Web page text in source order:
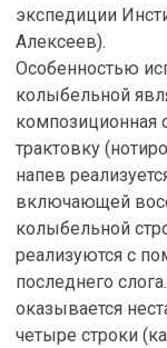
экспедиции
Алексеев).
Особенностью
колыбельной
композиционная
трактовку
напев
включающей
колыбельной
реализуются с
последнего
оказывается
четыре строки